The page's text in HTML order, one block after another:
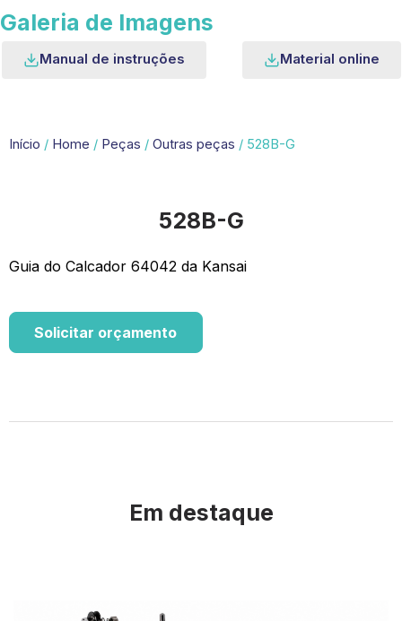
Galeria de Imagens
Manual de instruções Material online
Início / Home / Peças / Outras peças / 528B-G
528B-G
Guia do Calcador 64042 da Kansai
Solicitar orçamento
Em destaque